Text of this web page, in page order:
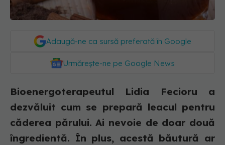
Adaugă-ne ca sursă preferată în Google
Urmărește-ne pe Google News
Bioenergoterapeutul Lidia Fecioru a
dezvăluit cum se prepară leacul pentru
căderea părului. Ai nevoie de doar două
îngredientă. În plus, acestă băutură ar